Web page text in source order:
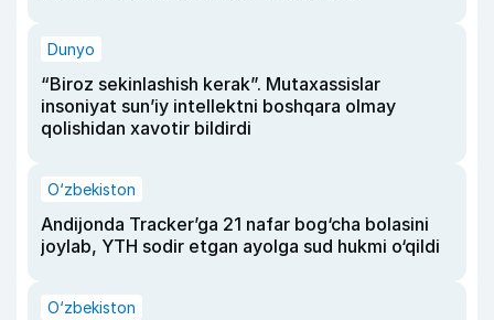
Dunyo
“Biroz sekinlashish kerak”. Mutaxassislar
insoniyat sun’iy intellektni boshqara olmay
qolishidan xavotir bildirdi
O‘zbekiston
Andijonda Tracker’ga 21 nafar bog‘cha bolasini
joylab, YTH sodir etgan ayolga sud hukmi o‘qildi
O‘zbekiston